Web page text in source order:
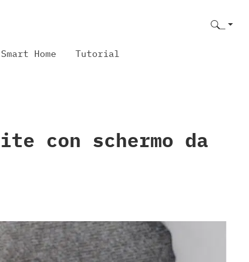
Smart Home Tutorial
con schermo da